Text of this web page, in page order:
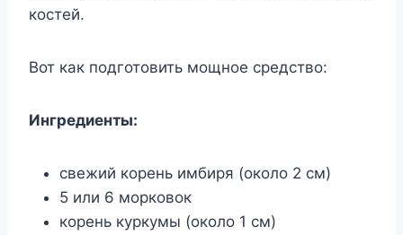
костей.
Вот как подготовить мощное средство:
Ингредиенты:
свежий корень имбиря (около 2 см)
5 или 6 морковок
корень куркумы (около 1 см)